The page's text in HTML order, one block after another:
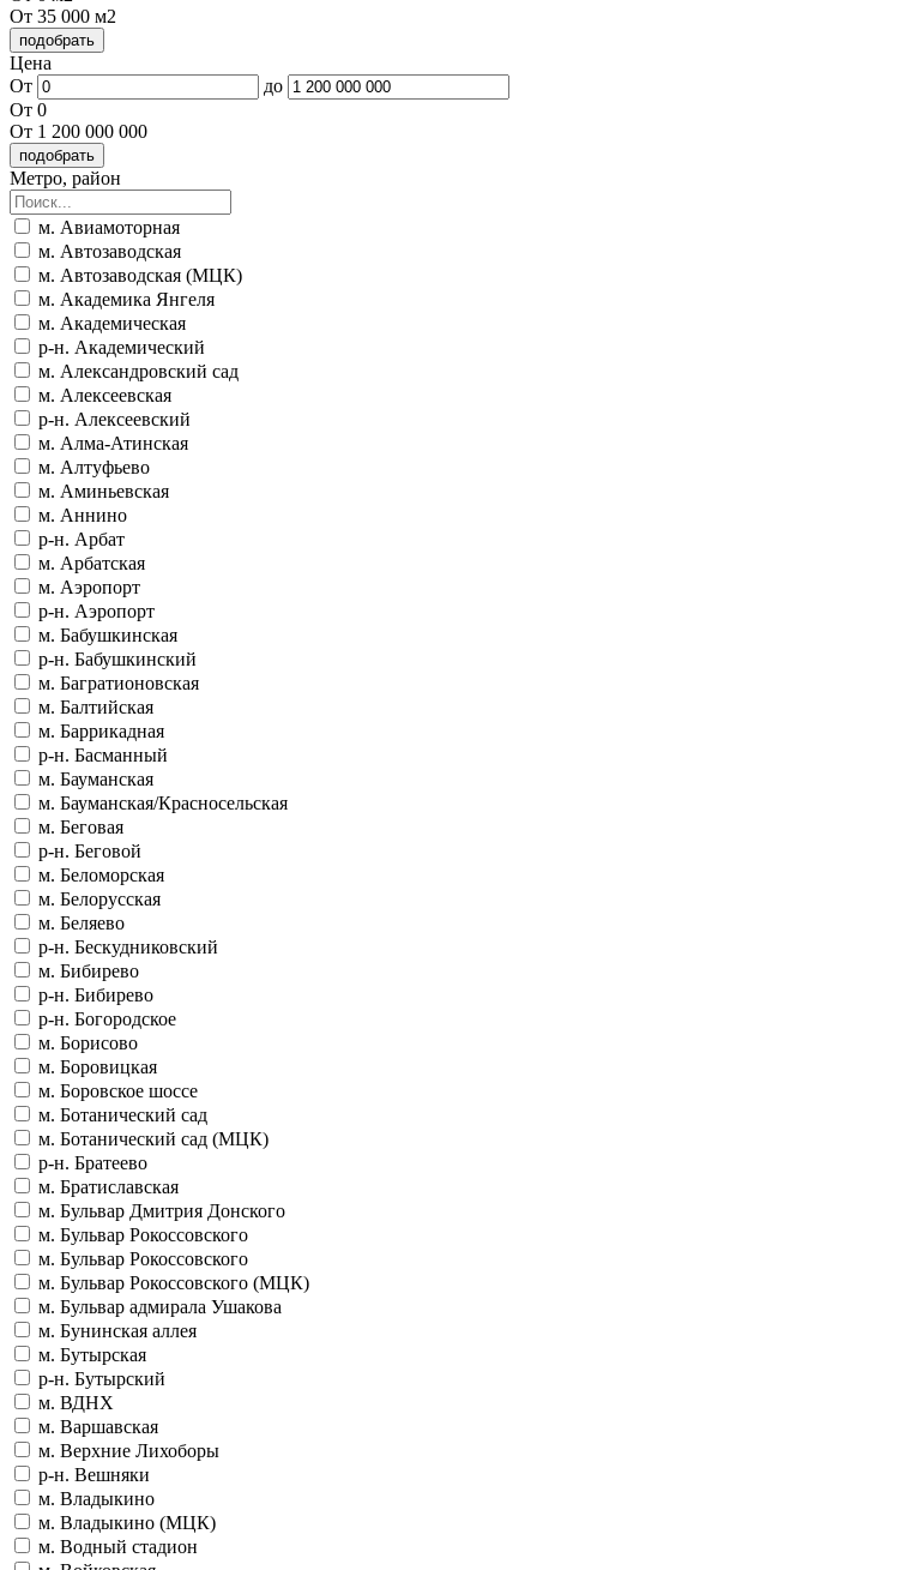
От 35 000 м2
Цена
От
до
От 0
От 1 200 000 000
Метро, район
м. Авиамоторная
м. Автозаводская
м. Автозаводская (МЦК)
м. Академика Янгеля
м. Академическая
р-н. Академический
м. Александровский сад
м. Алексеевская
р-н. Алексеевский
м. Алма-Атинская
м. Алтуфьево
м. Аминьевская
м. Аннино
р-н. Арбат
м. Арбатская
м. Аэропорт
р-н. Аэропорт
м. Бабушкинская
р-н. Бабушкинский
м. Багратионовская
м. Балтийская
м. Баррикадная
р-н. Басманный
м. Бауманская
м. Бауманская/Красносельская
м. Беговая
р-н. Беговой
м. Беломорская
м. Белорусская
м. Беляево
р-н. Бескудниковский
м. Бибирево
р-н. Бибирево
р-н. Богородское
м. Борисово
м. Боровицкая
м. Боровское шоссе
м. Ботанический сад
м. Ботанический сад (МЦК)
р-н. Братеево
м. Братиславская
м. Бульвар Дмитрия Донского
м. Бульвар Рокоссовского
м. Бульвар Рокоссовского
м. Бульвар Рокоссовского (МЦК)
м. Бульвар адмирала Ушакова
м. Бунинская аллея
м. Бутырская
р-н. Бутырский
м. ВДНХ
м. Варшавская
м. Верхние Лихоборы
р-н. Вешняки
м. Владыкино
м. Владыкино (МЦК)
м. Водный стадион